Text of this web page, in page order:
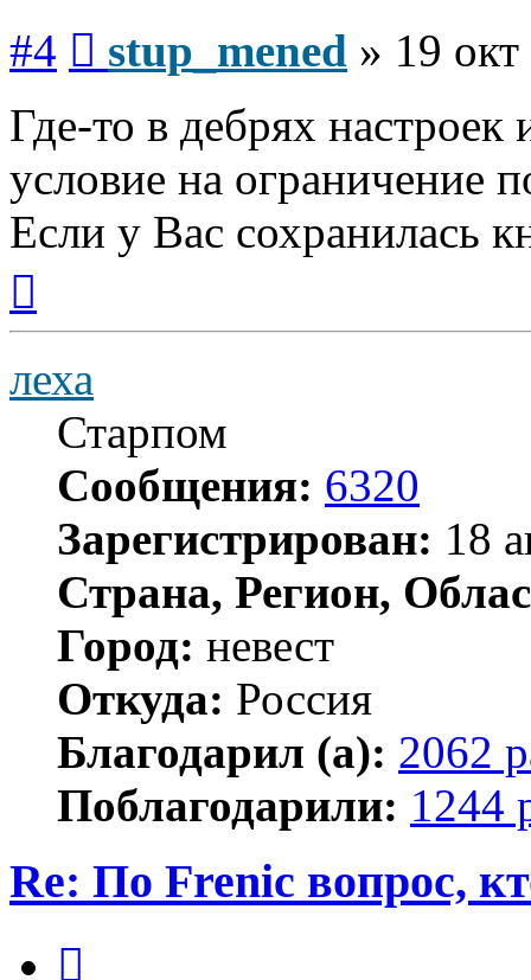
#4 stup_mened » 19
Где-то в дебрях настроек
условие на ограничение
Если у Вас сохранилась
началу
леха
Старпом
Сообщения: 6320
Зарегистрирован: 18
Страна, Регион,
Город: невест
Откуда: Россия
Благодарил (а): 2062
Поблагодарили: 1244
Re: По Frenic вопрос,